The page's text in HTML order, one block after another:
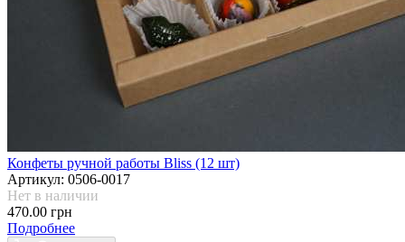
Конфеты ручной работы Bliss (12 шт)
Артикул: 0506-0017
Нет в наличии
470.00 грн
Подробнее